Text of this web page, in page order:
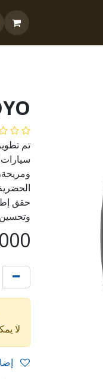
سيارات
وتحسين
لا